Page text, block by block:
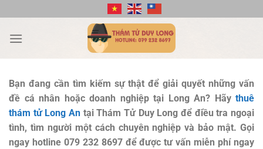
qua
nội
Bạn đang cần tìm kiếm sự thật để giải quyết những vấn
đề cá nhân hoặc doanh nghiệp tại Long An? Hãy thuê
thám tử Long An tại Thám Tử Duy Long để điều tra ngoại
tình, tìm người một cách chuyên nghiệp và bảo mật. Gọi
ngay hotline 079 232 8697 để được tư vấn miễn phí ngay